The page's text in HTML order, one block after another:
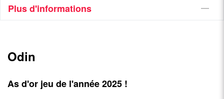
Plus d'informations
Odin
As d'or jeu de l'année 2025 !